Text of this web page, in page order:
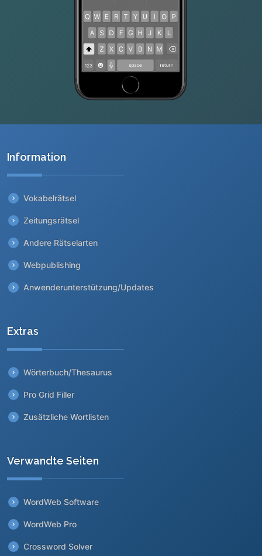
Information
Vokabelrätsel
Zeitungsrätsel
Andere Rätselarten
Webpublishing
Anwenderunterstützung/Updates
Extras
Wörterbuch/Thesaurus
Pro Grid Filler
Zusätzliche Wortlisten
Verwandte Seiten
WordWeb Software
WordWeb Pro
Crossword Solver